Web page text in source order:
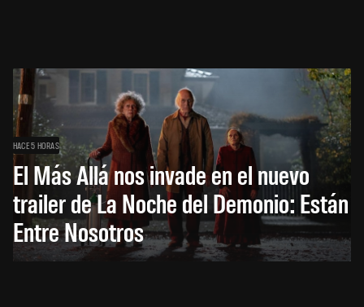
HACE 5 HORAS
El Más Allá nos invade en el nuevo
trailer de La Noche del Demonio: Están
Entre Nosotros